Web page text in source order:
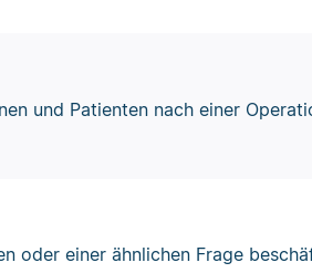
und Patienten nach einer
oder einer ähnlichen Frage